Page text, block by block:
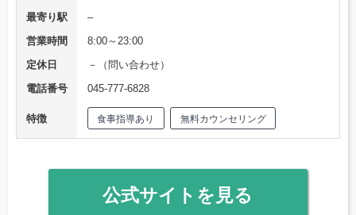
最寄り駅
–
営業時間
8:00～23:00
定休日
－（問い合わせ）
電話番号
045-777-6828
特徴 食事指導あり 無料カウンセリング
公式サイトを見る